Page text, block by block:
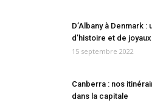
D’Albany à Denmark :
d’histoire et de
15 septembre 2022
Canberra : nos
dans la capitale